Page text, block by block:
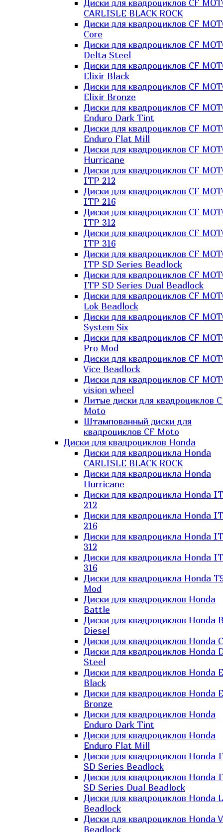
Диски для квадроциклов CF
CARLISLE BLACK ROCK
Диски для квадроциклов CF
Core
Диски для квадроциклов CF
Delta Steel
Диски для квадроциклов CF
Elixir Black
Диски для квадроциклов CF
Elixir Bronze
Диски для квадроциклов CF
Enduro Dark Tint
Диски для квадроциклов CF
Enduro Flat Mill
Диски для квадроциклов CF
Hurricane
Диски для квадроциклов CF
ITP 212
Диски для квадроциклов CF
ITP 216
Диски для квадроциклов CF
ITP 312
Диски для квадроциклов CF
ITP 316
Диски для квадроциклов CF
ITP SD Series Beadlock
Диски для квадроциклов CF
ITP SD Series Dual Beadlock
Диски для квадроциклов CF
Lok Beadlock
Диски для квадроциклов CF
System Six
Диски для квадроциклов CF
Pro Mod
Диски для квадроциклов CF
Vice Beadlock
Диски для квадроциклов CF
vision wheel
Литые диски для квадроциклов
Moto
Штампованный диски для
квадроциклов CF Moto
Диски для квадроциклов Honda
Диски для квадроцикла Honda
CARLISLE BLACK ROCK
Диски для квадроцикла Honda
Hurricane
Диски для квадроцикла Honda
212
Диски для квадроцикла Honda
216
Диски для квадроцикла Honda
312
Диски для квадроцикла Honda
316
Диски для квадроцикла Honda
Mod
Диски для квадроциклов Honda
Battle
Диски для квадроциклов Honda
Diesel
Диски для квадроциклов Honda
Диски для квадроциклов Honda
Steel
Диски для квадроциклов Honda
Black
Диски для квадроциклов Honda
Bronze
Диски для квадроциклов Honda
Enduro Dark Tint
Диски для квадроциклов Honda
Enduro Flat Mill
Диски для квадроциклов Honda
SD Series Beadlock
Диски для квадроциклов Honda
SD Series Dual Beadlock
Диски для квадроциклов Honda
Beadlock
Диски для квадроциклов Honda
Beadlock